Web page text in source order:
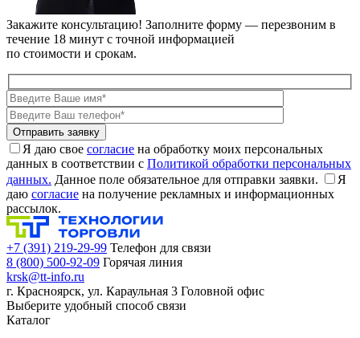
Закажите консультацию! Заполните форму — перезвоним в
течение 18 минут с точной информацией
по стоимости и срокам.
Я даю свое согласие на обработку моих персональных
данных в соответствии с Политикой обработки персональных
данных. Данное поле обязательное для отправки заявки.
Я
даю согласие на получение рекламных и информационных
рассылок.
+7 (391) 219-29-99 Телефон для связи
8 (800) 500-92-09 Горячая линия
krsk@tt-info.ru
г. Красноярск, ул. Караульная 3 Головной офис
Выберите удобный способ связи
Каталог